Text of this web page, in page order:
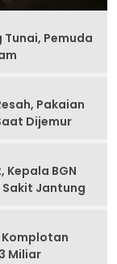
Tunai, Pemuda
Pakaian
Dijemur
Kepala BGN
Sakit Jantung
Komplotan
Miliar